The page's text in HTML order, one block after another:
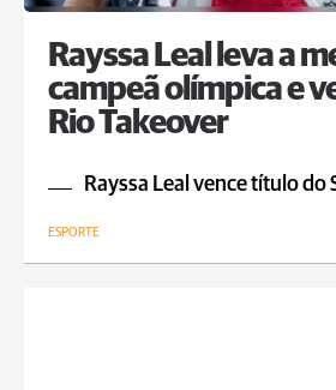
Rayssa Leal leva a
campeã olímpica e
Rio Takeover
Rayssa Leal vence título do
ESPORTE